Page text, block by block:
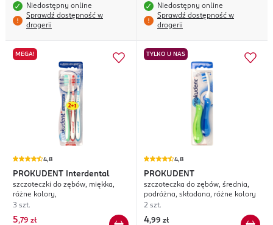
Niedostępny online
Sprawdź dostępność w
drogerii
Niedostępny online
Sprawdź dostępność w
drogerii
MEGA!
4,8
PROKUDENT Interdental
szczoteczki do zębów, miękka,
różne kolory,
3 szt.
5,79 zł
TYLKO U NAS
4,8
PROKUDENT
szczoteczka do zębów, średnia,
podróżna, składana, różne kolory
2 szt.
4,99 zł